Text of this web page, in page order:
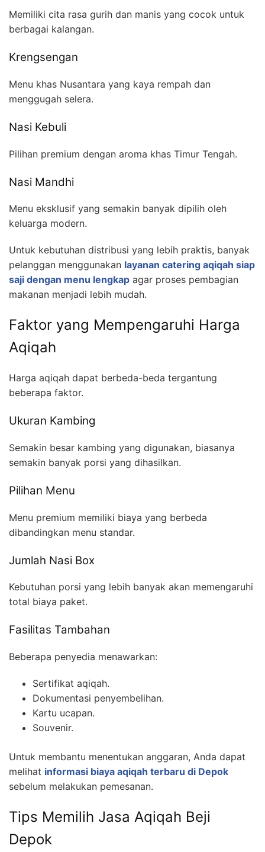
Memiliki cita rasa gurih dan manis yang cocok untuk
berbagai kalangan.
Krengsengan
Menu khas Nusantara yang kaya rempah dan
menggugah selera.
Nasi Kebuli
Pilihan premium dengan aroma khas Timur Tengah.
Nasi Mandhi
Menu eksklusif yang semakin banyak dipilih oleh
keluarga modern.
Untuk kebutuhan distribusi yang lebih praktis, banyak
pelanggan menggunakan layanan catering aqiqah siap
saji dengan menu lengkap agar proses pembagian
makanan menjadi lebih mudah.
Faktor yang Mempengaruhi Harga
Aqiqah
Harga aqiqah dapat berbeda-beda tergantung
beberapa faktor.
Ukuran Kambing
Semakin besar kambing yang digunakan, biasanya
semakin banyak porsi yang dihasilkan.
Pilihan Menu
Menu premium memiliki biaya yang berbeda
dibandingkan menu standar.
Jumlah Nasi Box
Kebutuhan porsi yang lebih banyak akan memengaruhi
total biaya paket.
Fasilitas Tambahan
Beberapa penyedia menawarkan:
Sertifikat aqiqah.
Dokumentasi penyembelihan.
Kartu ucapan.
Souvenir.
Untuk membantu menentukan anggaran, Anda dapat
melihat informasi biaya aqiqah terbaru di Depok
sebelum melakukan pemesanan.
Tips Memilih Jasa Aqiqah Beji
Depok